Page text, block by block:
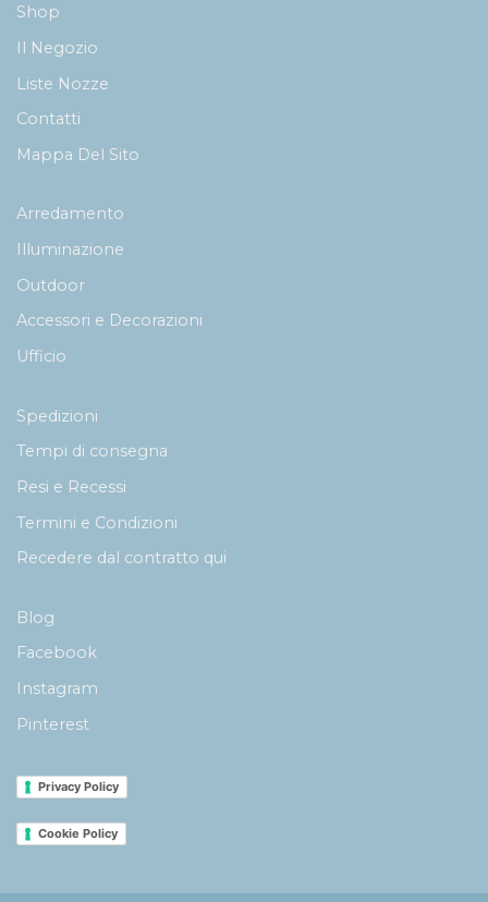
Shop
Il Negozio
Liste Nozze
Contatti
Mappa Del Sito
Arredamento
Illuminazione
Outdoor
Accessori e Decorazioni
Ufficio
Spedizioni
Tempi di consegna
Resi e Recessi
Termini e Condizioni
Recedere dal contratto qui
Blog
Facebook
Instagram
Pinterest
Privacy Policy
Cookie Policy